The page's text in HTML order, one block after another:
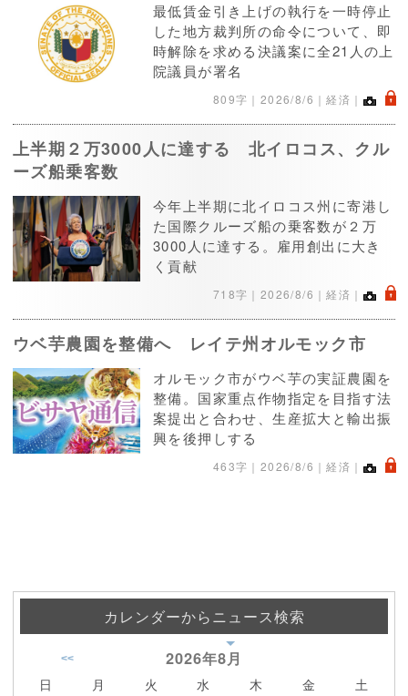
最低賃金引き上げの執行を一時停止
した地方裁判所の命令について、即
時解除を求める決議案に全21人の上
院議員が署名
809字｜ 2026/8/6 ｜経済｜ .
上半期２万3000人に達する 北イロコス、クル
ーズ船乗客数
今年上半期に北イロコス州に寄港し
た国際クルーズ船の乗客数が２万
3000人に達する。雇用創出に大き
く貢献
718字｜ 2026/8/6 ｜経済｜ .
ウベ芋農園を整備へ レイテ州オルモック市
オルモック市がウベ芋の実証農園を
整備。国家重点作物指定を目指す法
案提出と合わせ、生産拡大と輸出振
興を後押しする
463字｜ 2026/8/6 ｜経済｜ .
カレンダーからニュース検索
2026年8月
<<
日 月 火 水 木 金 土